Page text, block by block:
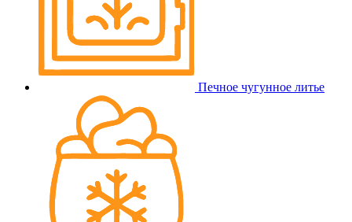
Печное чугунное литье